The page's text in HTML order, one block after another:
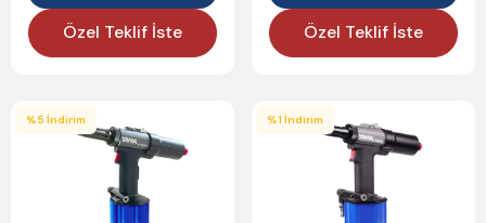
Özel Teklif İste Özel Teklif İste
%5 İndirim %1 İndirim